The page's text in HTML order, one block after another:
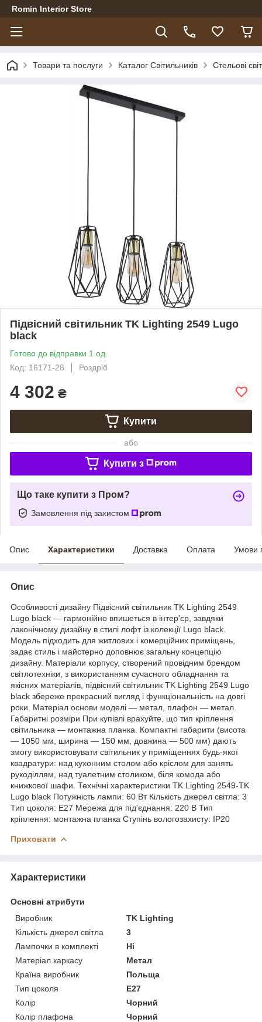
Romin Interior Store
Товари та послуги Каталог Світильників Стельові
Підвісний світильник TK Lighting 2549 Lugo
black
Готово до відправки 1 од.
Код: 16171-28
Роздріб
4 302 ₴
Купити
або
Купити з
Що таке купити з Пром?
Замовлення під захистом
Опис Характеристики Доставка Оплата Умови
Опис
Особливості дизайну Підвісний світильник TK Lighting 2549
Lugo black — гармонійно впишеться в інтер'єр, завдяки
лаконічному дизайну в стилі лофт із колекції Lugo black.
Модель підходить для житлових і комерційних приміщень,
задає стиль і майстерно доповнює загальну концепцію
дизайну. Матеріали корпусу, створений провідним брендом
світлотехніки, з використанням сучасного обладнання та
якісних матеріалів, підвісний світильник TK Lighting 2549 Lugo
black збереже прекрасний вигляд і функціональність на довгі
роки. Матеріал основи моделі — метал, плафон — метал.
Габаритні розміри При купівлі врахуйте, що тип кріплення
світильника — монтажна планка. Компактні габарити (висота
— 1050 мм, ширина — 150 мм, довжина — 500 мм) дають
змогу використовувати світильник у приміщеннях будь-якої
квадратури: над кухонним столом або кріслом для занять
рукоділлям, над туалетним столиком, біля комода або
книжкової шафи. Технічні характеристики TK Lighting 2549-TK
Lugo black Потужність лампи: 60 Вт Кількість джерел світла: 3
Тип цоколя: E27 Мережа для під'єднання: 220 В Тип
кріплення: монтажна планка Ступінь вологозахисту: IP20
Приховати
Характеристики
Основні атрибути
Виробник
TK Lighting
Кількість джерел світла
3
Лампочки в комплекті
Ні
Матеріал каркасу
Метал
Країна виробник
Польща
Тип цоколя
E27
Колір
Чорний
Колір плафона
Чорний